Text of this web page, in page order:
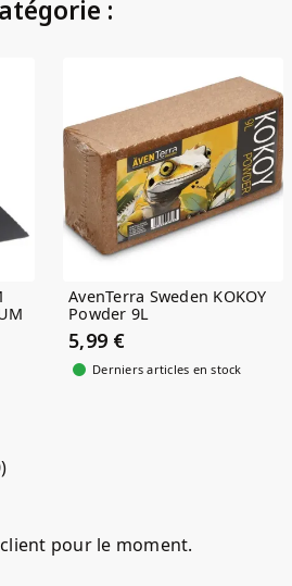
:
AvenTerra Sweden KOKOY
Powder 9L
5,99 €
Derniers articles en stock
pour le moment.